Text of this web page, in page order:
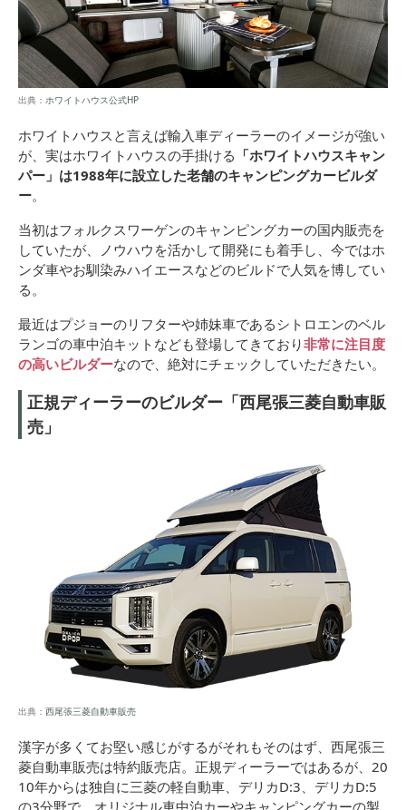
出典： ホワイトハウス公式HP
ホワイトハウスと言えば輸入車ディーラーのイメージが強い
が、実はホワイトハウスの手掛ける 「ホワイトハウスキャン
パー」は1988年に設立した老舗のキャンピングカービルダ
ー。
当初はフォルクスワーゲンのキャンピングカーの国内販売を
していたが、ノウハウを活かして開発にも着手し、今ではホ
ンダ車やお馴染みハイエースなどのビルドで人気を博してい
る。
最近はプジョーのリフターや姉妹車であるシトロエンのベル
ランゴの車中泊キットなども登場してきており非常に注目度
の高いビルダーなので、絶対にチェックしていただきたい。
正規ディーラーのビルダー「西尾張三菱自動車販
売」
出典： 西尾張三菱自動車販売
漢字が多くてお堅い感じがするがそれもそのはず、西尾張三
菱自動車販売は特約販売店。正規ディーラーではあるが、20
10年からは独自に三菱の軽自動車、デリカD:3、デリカD:5